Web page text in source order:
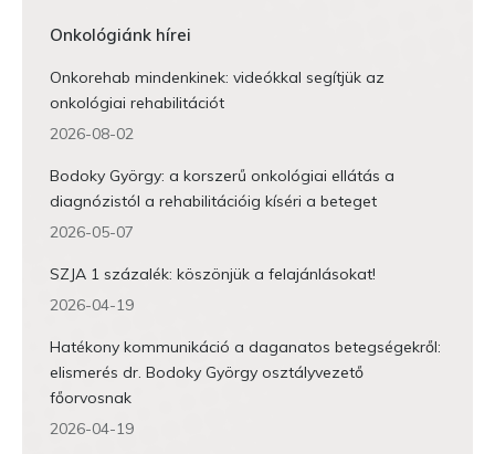
Onkológiánk hírei
Onkorehab mindenkinek: videókkal segítjük az
onkológiai rehabilitációt
2026-08-02
Bodoky György: a korszerű onkológiai ellátás a
diagnózistól a rehabilitációig kíséri a beteget
2026-05-07
SZJA 1 százalék: köszönjük a felajánlásokat!
2026-04-19
Hatékony kommunikáció a daganatos betegségekről:
elismerés dr. Bodoky György osztályvezető
főorvosnak
2026-04-19